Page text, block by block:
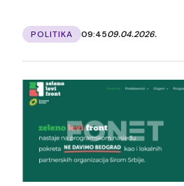
POLITIKA 09:4509.04.2026.